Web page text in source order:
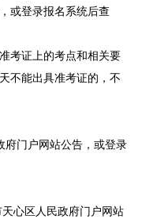
或登录报名系统后查
考证上的考点和相关要
不能出具准考证的，不
府门户网站公告，或登录
心区人民政府门户网站